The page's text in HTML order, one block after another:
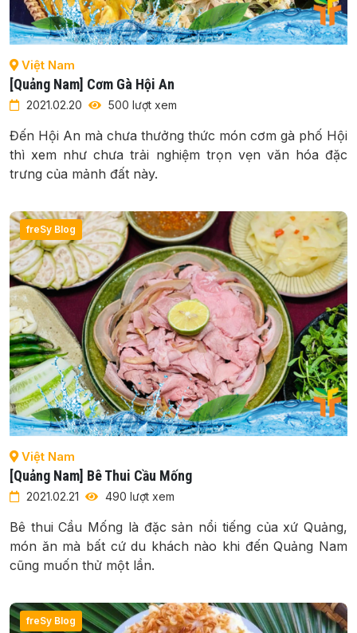
Việt Nam
[Quảng Nam] Cơm Gà Hội An
2021.02.20 500 lượt xem
Đến Hội An mà chưa thưởng thức món cơm gà phố Hội
thì xem như chưa trải nghiệm trọn vẹn văn hóa đặc
trưng của mảnh đất này.
freSy Blog
Việt Nam
[Quảng Nam] Bê Thui Cầu Mống
2021.02.21 490 lượt xem
Bê thui Cầu Mống là đặc sản nổi tiếng của xứ Quảng,
món ăn mà bất cứ du khách nào khi đến Quảng Nam
cũng muốn thử một lần.
freSy Blog